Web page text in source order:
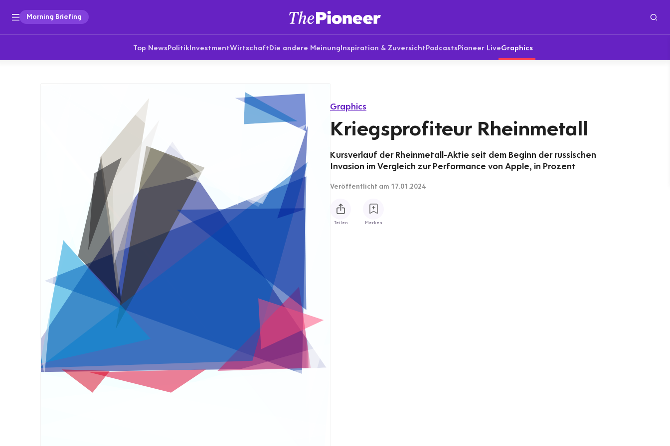
Morning Briefing
Top NewsPolitikInvestmentWirtschaftDie andere MeinungInspiration & ZuversichtPodcastsPioneer LiveGraphics
Graphics
Kriegsprofiteur Rheinmetall
Kursverlauf der Rheinmetall-Aktie seit dem Beginn der russischen
Invasion im Vergleich zur Performance von Apple, in Prozent
Veröffentlicht am 17.01.2024
Teilen Merken